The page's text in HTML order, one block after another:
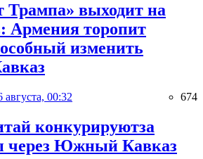
выходит на
Армения торопит
изменить
августа, 00:32 674
конкурируютза
через Южный Кавказ